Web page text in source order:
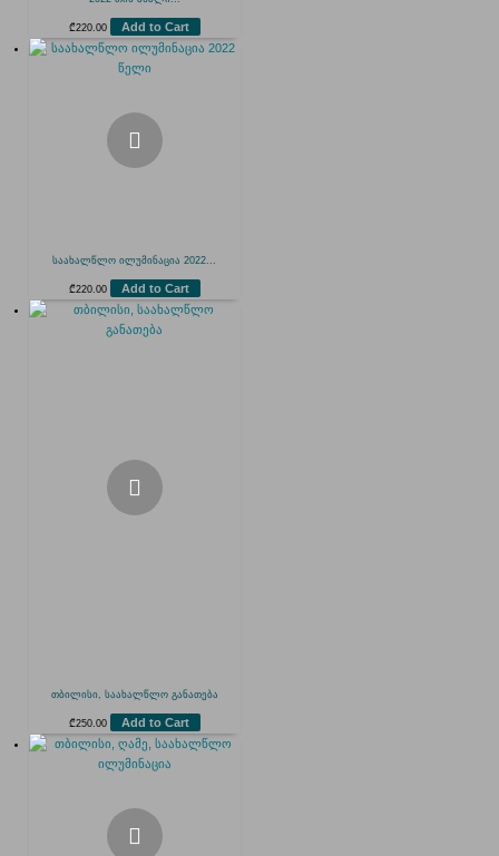
₾220.00 Add to Cart
საახალწლო ილუმინაცია 2022...
₾220.00 Add to Cart
თბილისი, საახალწლო განათება
₾250.00 Add to Cart